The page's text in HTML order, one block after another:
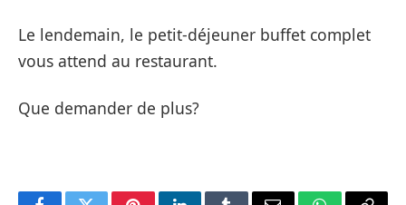
Le lendemain, le petit-déjeuner buffet complet
vous attend au restaurant.
Que demander de plus?